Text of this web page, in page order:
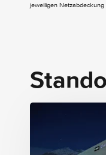
(Holz)
jeweiligen